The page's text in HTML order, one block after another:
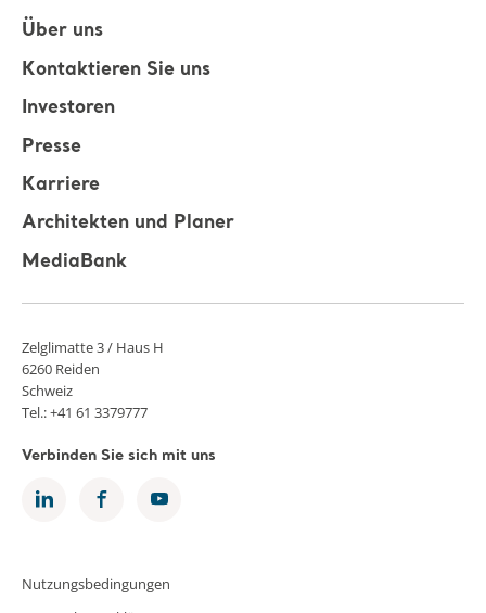
Über uns
Kontaktieren Sie uns
Investoren
Presse
Karriere
Architekten und Planer
MediaBank
Zelglimatte 3 / Haus H
6260 Reiden
Schweiz
Tel.: +41 61 3379777
Verbinden Sie sich mit uns
Nutzungsbedingungen